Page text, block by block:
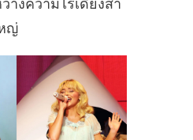
างความไร้เดียงสา
ญ่